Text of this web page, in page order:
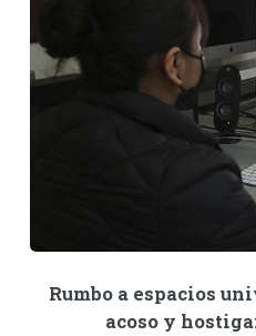
Rumbo a espacios
acoso y